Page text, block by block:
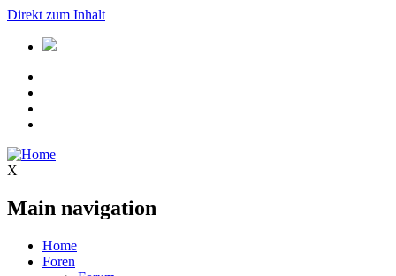
Direkt zum Inhalt
X
Main navigation
Home
Foren